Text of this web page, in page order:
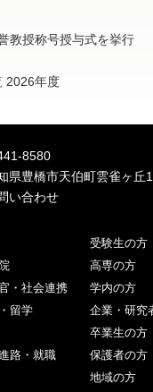
教授称号授与式を挙行
2026年度
8580
県豊橋市天伯町雲雀ヶ丘
い合わせ
・社会連携
留学
路・就職
受験生の方
高専の方
学内の方
企業・研究
卒業生の方
保護者の方
地域の方